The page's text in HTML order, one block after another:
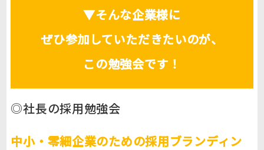
▼そんな企業様に
ぜひ参加していただきたいのが、
この勉強会です！
◎社長の採用勉強会
中小・零細企業のための採用ブランディン